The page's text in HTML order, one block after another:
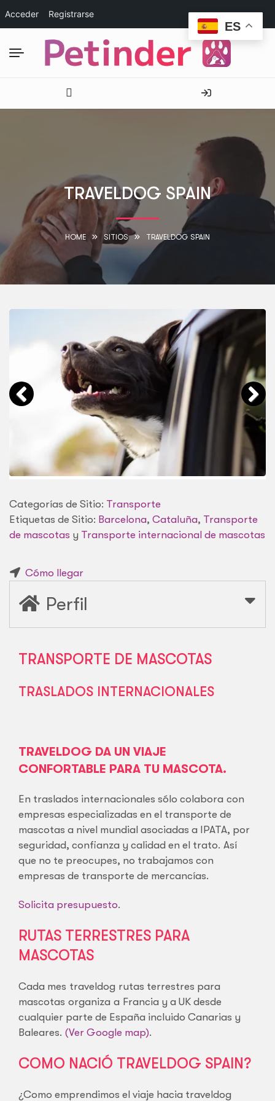
Acceder Registrarse
TRAVELDOG SPAIN
HOME SITIOS TRAVELDOG SPAIN
Categorías de Sitio: Transporte
Etiquetas de Sitio: Barcelona, Cataluña, Transporte
de mascotas y Transporte internacional de mascotas
Cómo llegar
Perfil
TRANSPORTE DE MASCOTAS
TRASLADOS INTERNACIONALES
TRAVELDOG DA UN VIAJE
CONFORTABLE PARA TU MASCOTA.
En traslados internacionales sólo colabora con
empresas especializadas en el transporte de
mascotas a nivel mundial asociadas a IPATA, por
seguridad, confianza y calidad en el trato. Así
que no te preocupes, no trabajamos con
empresas de transporte de mercancías.
Solicita presupuesto.
RUTAS TERRESTRES PARA
MASCOTAS
Cada mes traveldog rutas terrestres para
mascotas organiza a Francia y a UK desde
cualquier parte de España incluido Canarias y
Baleares. (Ver Google map).
COMO NACIÓ TRAVELDOG SPAIN?
¿Como emprendimos el viaje hacia traveldog
ES